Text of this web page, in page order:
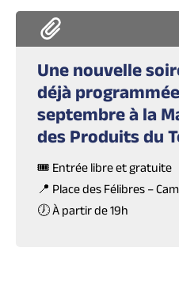
Une nouvelle
déjà
septembreà la
des Produits du
🎟️ Entrée libre et gratuite
📍 Place des Félibres –
🕖 À partir de 19h